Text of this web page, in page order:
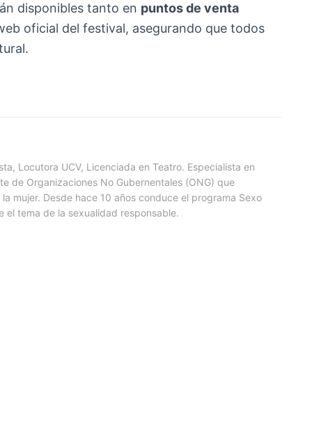
disponibles tanto en puntos de venta
oficial del festival, asegurando que todos
Locutora UCV, Licenciada en Teatro. Especialista en
de Organizaciones No Gubernentales (ONG) que
mujer. Desde hace 10 años conduce el programa Sexo
el tema de la sexualidad responsable.